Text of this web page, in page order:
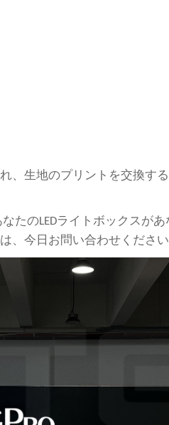
、生地のプリントを交換す
たのLEDライトボックスが
、今日お問い合わせください